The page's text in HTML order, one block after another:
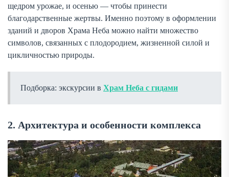
щедром урожае, и осенью — чтобы принести
благодарственные жертвы. Именно поэтому в оформлении
зданий и дворов Храма Неба можно найти множество
символов, связанных с плодородием, жизненной силой и
цикличностью природы.
Подборка: экскурсии в Храм Неба с гидами
2. Архитектура и особенности комплекса